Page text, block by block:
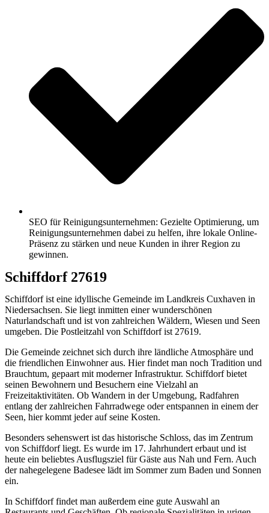
SEO für Reinigungsunternehmen: Gezielte Optimierung, um
Reinigungsunternehmen dabei zu helfen, ihre lokale Online-
Präsenz zu stärken und neue Kunden in ihrer Region zu
gewinnen.
Schiffdorf 27619
Schiffdorf ist eine idyllische Gemeinde im Landkreis Cuxhaven in
Niedersachsen. Sie liegt inmitten einer wunderschönen
Naturlandschaft und ist von zahlreichen Wäldern, Wiesen und Seen
umgeben. Die Postleitzahl von Schiffdorf ist 27619.
Die Gemeinde zeichnet sich durch ihre ländliche Atmosphäre und
die friendlichen Einwohner aus. Hier findet man noch Tradition und
Brauchtum, gepaart mit moderner Infrastruktur. Schiffdorf bietet
seinen Bewohnern und Besuchern eine Vielzahl an
Freizeitaktivitäten. Ob Wandern in der Umgebung, Radfahren
entlang der zahlreichen Fahrradwege oder entspannen in einem der
Seen, hier kommt jeder auf seine Kosten.
Besonders sehenswert ist das historische Schloss, das im Zentrum
von Schiffdorf liegt. Es wurde im 17. Jahrhundert erbaut und ist
heute ein beliebtes Ausflugsziel für Gäste aus Nah und Fern. Auch
der nahegelegene Badesee lädt im Sommer zum Baden und Sonnen
ein.
In Schiffdorf findet man außerdem eine gute Auswahl an